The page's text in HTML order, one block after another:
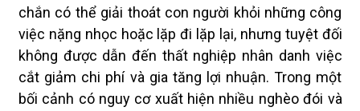
chắn có thể giải thoát con người khỏi những công
việc nặng nhọc hoặc lặp đi lặp lại, nhưng tuyệt đối
không được dẫn đến thất nghiệp nhân danh việc
cắt giảm chi phí và gia tăng lợi nhuận. Trong một
bối cảnh có nguy cơ xuất hiện nhiều nghèo đói và